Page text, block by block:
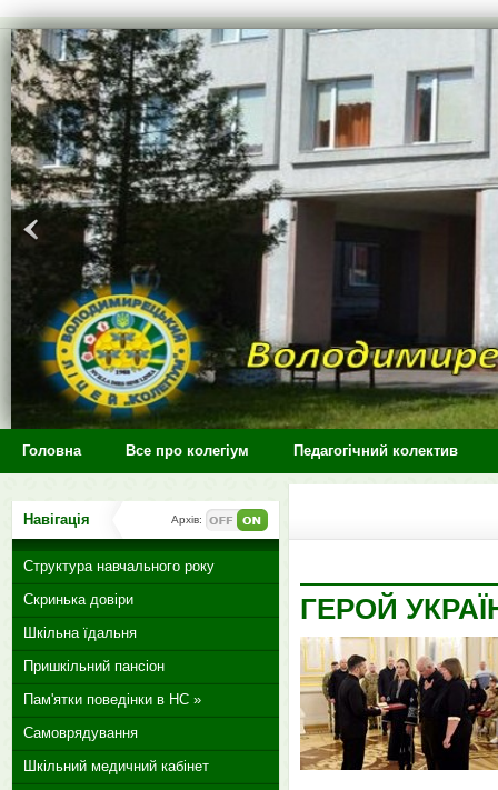
>
Головна Все про колегіум Педагогічний колектив
ГЕРОЙ
Навігація Архів:
Структура навчального року
Скринька довіри
Шкільна їдальня
Пришкільний пансіон
Пам'ятки поведінки в НС »
Самоврядування
Шкільний медичний кабінет